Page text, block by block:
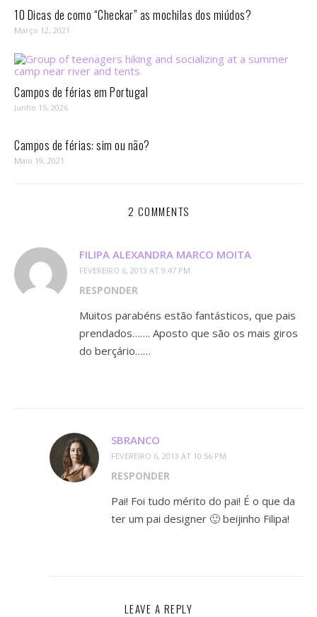
10 Dicas de como “Checkar” as mochilas dos miúdos?
Março 12, 2021
Campos de férias em Portugal
Junho 15, 2026
Campos de férias: sim ou não?
Maio 19, 2021
2 COMMENTS
FILIPA ALEXANDRA MARCO MOITA
FEVEREIRO 6, 2013 AT 9:47 PM
RESPONDER
Muitos parabéns estão fantásticos, que pais
prendados……. Aposto que são os mais giros
do berçário……
SBRANCO
FEVEREIRO 6, 2013 AT 10:56 PM
RESPONDER
Pai! Foi tudo mérito do pai! É o que da
ter um pai designer 🙂 beijinho Filipa!
LEAVE A REPLY